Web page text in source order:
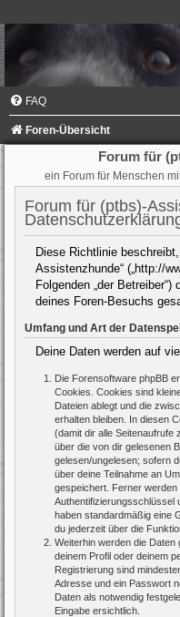
FAQ
Foren-Übersicht
Forum für
ein Forum für Menschen
Forum für (ptbs)-
Diese Richtlinie
Assistenzhunde“ („http://
Folgenden „der
deines Foren-Besuchs
Umfang und Art der
Deine Daten werden auf
Die Forensoftware phpBB
Cookies. Cookies sind
Dateien ablegt und die
erhalten bleiben. In diesen
(damit dir alle Seitenaufrufe
über die von dir gelesenen
gelesen/ungelesen; sofern
über deine Teilnahme an
gespeichert. Ferner
Authentifizierungsschlüssel
haben standardmäßig eine
du jederzeit über die
Weiterhin werden die
deinem Profil oder deinem
Registrierung sind
Adresse und ein Passwort
Daten als notwendig
Eingabe ersichtlich.